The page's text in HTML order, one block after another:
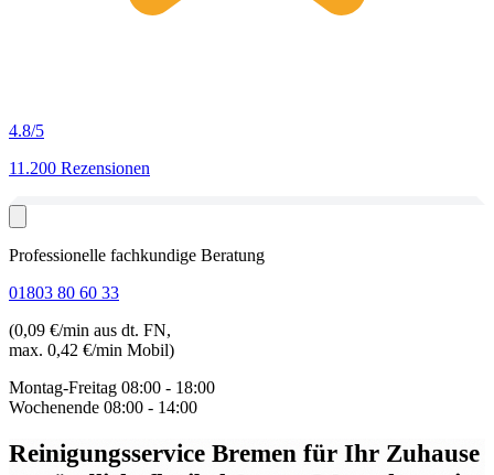
4.8/5
11.200 Rezensionen
Professionelle fachkundige Beratung
01803 80 60 33
(0,09 €/min aus dt. FN,
max. 0,42 €/min Mobil)
Montag-Freitag 08:00 - 18:00
Wochenende 08:00 - 14:00
Reinigungsservice Bremen für Ihr Zuhause